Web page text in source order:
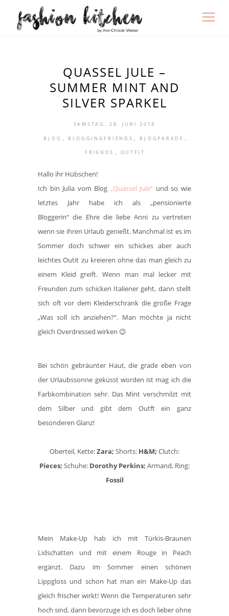
QUASSEL JULE –
SUMMER MINT AND
SILVER SPARKEL
SAMSTAG, 28. JUNI 2014
BLOG , BLOGGINGFRIENDS , BLOGPARADE ,
FRIENDS , OUTFIT
Hallo ihr Hübschen!
Ich bin Julia vom Blog „Quassel Jule“ und so wie
letztes Jahr habe ich als „pensionierte
Bloggerin“ die Ehre die liebe Anni zu vertreten
wenn sie ihren Urlaub genießt. Manchmal ist es im
Sommer doch schwer ein schickes aber auch
leichtes Outit zu kreieren ohne das man gleich zu
einem Kleid greift. Wenn man mal lecker mit
Freunden zum schicken Italiener geht, dann stellt
sich oft vor dem Kleiderschrank die große Frage
„Was soll ich anziehen?“. Man möchte ja nicht
gleich Overdressed wirken 😉
Bei schön gebräunter Haut, die grade eben von
der Urlaubssonne geküsst worden ist mag ich die
Farbkombination sehr. Das Mint verschmilzt mit
dem Silber und gibt dem Outft ein ganz
besonderen Glanz!
Oberteil, Kette:Zara; Shorts: H&M; Clutch:
Pieces; Schuhe: Dorothy Perkins; Armand, Ring:
Fossil
Mein Make-Up hab ich mit Türkis-Braunen
Lidschatten und mit einem Rouge in Peach
ergänzt. Dazu im Sommer einen schönen
Lippgloss und schon hat man ein Make-Up das
gleich frischer wirkt! Wenn die Temperaturen sehr
hoch sind, dann bevorzuge ich es doch lieber ohne